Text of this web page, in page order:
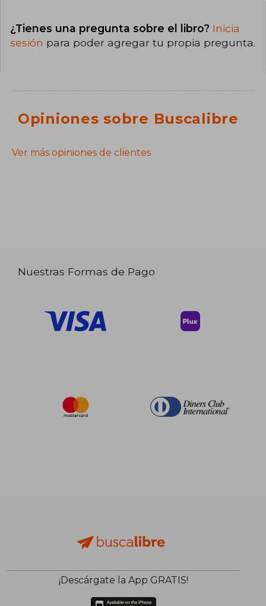
¿Tienes una pregunta sobre el libro? Inicia
sesión para poder agregar tu propia pregunta.
Opiniones sobre Buscalibre
Ver más opiniones de clientes
Nuestras Formas de Pago
¡Descárgate la App GRATIS!